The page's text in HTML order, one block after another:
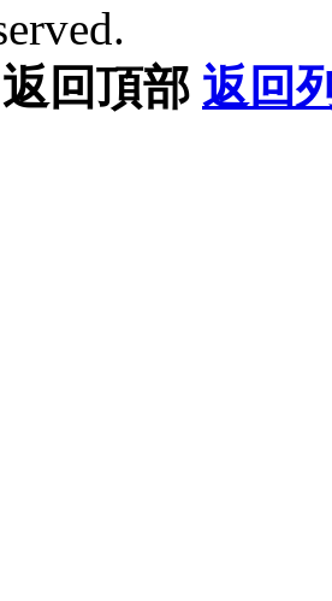
返回頂部 返回